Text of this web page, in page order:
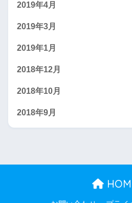
2019年4月
2019年3月
2019年1月
2018年12月
2018年10月
2018年9月